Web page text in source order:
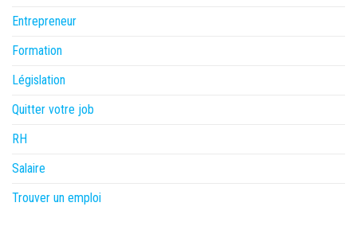
Entrepreneur
Formation
Législation
Quitter votre job
RH
Salaire
Trouver un emploi